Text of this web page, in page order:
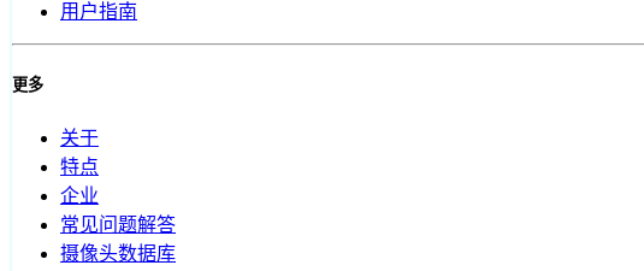
用户指南
更多
关于
特点
企业
常见问题解答
摄像头数据库